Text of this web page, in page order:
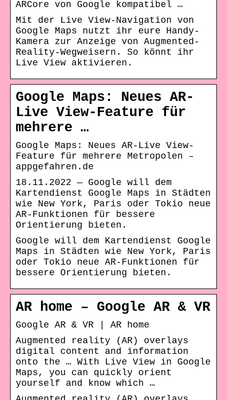
ARCore von Google kompatibel …
Mit der Live View-Navigation von
Google Maps nutzt ihr eure Handy-
Kamera zur Anzeige von Augmented-
Reality-Wegweisern. So könnt ihr
Live View aktivieren.
Google Maps: Neues AR-
Live View-Feature für
mehrere …
Google Maps: Neues AR-Live View-
Feature für mehrere Metropolen –
appgefahren.de
18.11.2022 — Google will dem
Kartendienst Google Maps in Städten
wie New York, Paris oder Tokio neue
AR-Funktionen für bessere
Orientierung bieten.
Google will dem Kartendienst Google
Maps in Städten wie New York, Paris
oder Tokio neue AR-Funktionen für
bessere Orientierung bieten.
AR home – Google AR & VR
Google AR & VR | AR home
Augmented reality (AR) overlays
digital content and information
onto the … With Live View in Google
Maps, you can quickly orient
yourself and know which …